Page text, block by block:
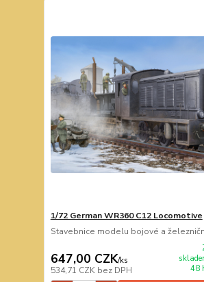
1/72 German WR360 C12 Locomotive
Stavebnice modelu bojové a
647,00 CZK/ks
534,71 CZK bez DPH
48